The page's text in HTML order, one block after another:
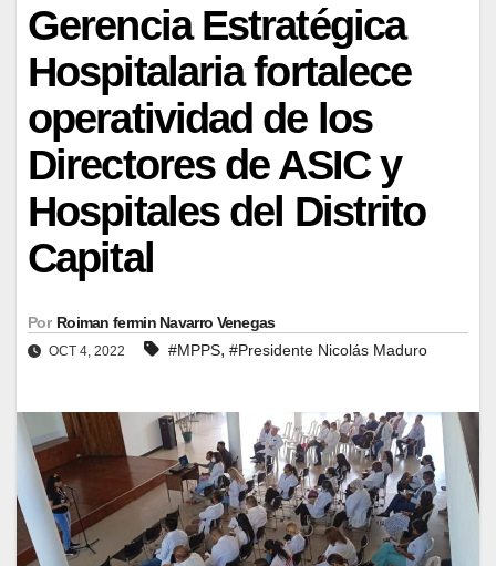
Gerencia Estratégica
Hospitalaria fortalece
operatividad de los
Directores de ASIC y
Hospitales del Distrito
Capital
Por Roiman fermin Navarro Venegas
OCT 4, 2022 #MPPS, #Presidente Nicolás Maduro